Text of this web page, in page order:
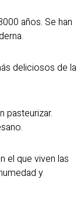
años. Se han
deliciosos de la
pasteurizar.
el que viven las
y